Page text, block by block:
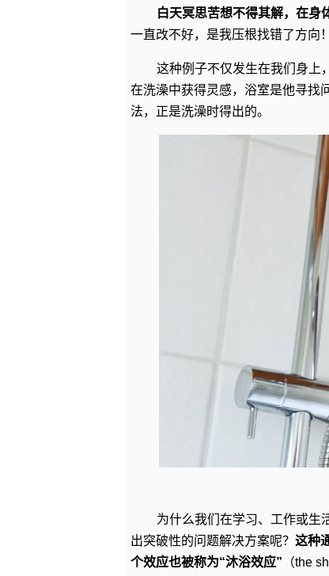
白天冥思苦想不得其解，在身
一直改不好，是我压根找错了方
这种例子不仅发生在我们身上
在洗澡中获得灵感，浴室是他寻
法，正是洗澡时得出的。
为什么我们在学习、工作或生
出突破性的问题解决方案呢？ 这种
个效应也被称为“沐浴效应” （the